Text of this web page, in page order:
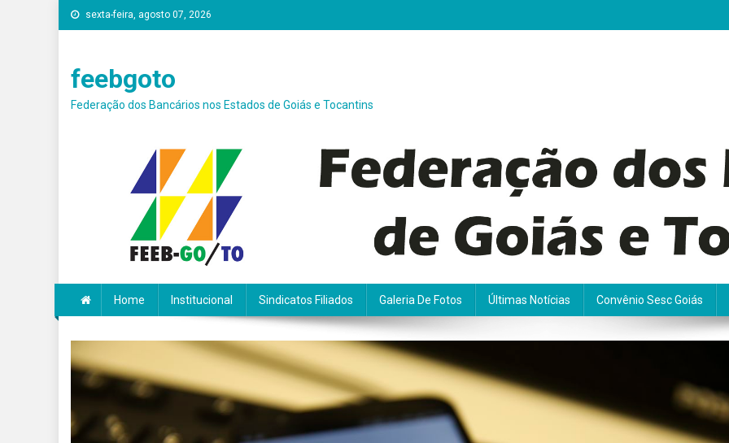
Skip
to
sexta-feira, agosto 07, 2026
feebgoto
Federação dos Bancários nos Estados de Goiás e Tocantins
Home Institucional Sindicatos Filiados Galeria De Fotos Últimas Notícias Convênio Sesc Goiás